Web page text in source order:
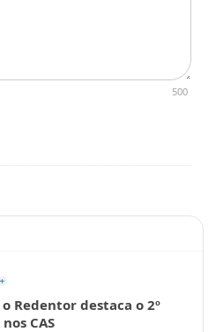
500
Redentor destaca o 2º
CAS